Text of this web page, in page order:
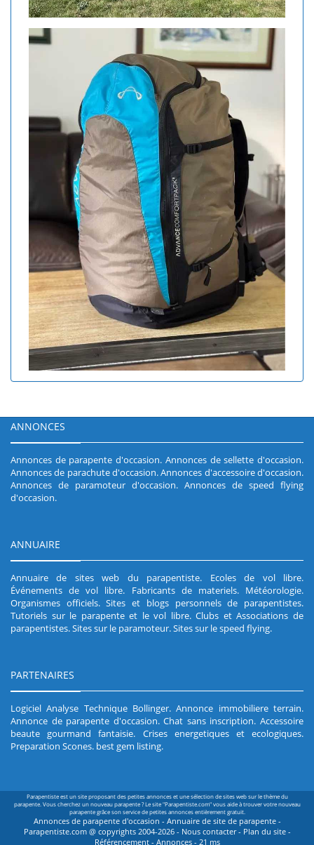
ANNONCES
Annonces de parapente d'occasion. Annonces de sellette d'occasion.
Annonces de parachute d'occasion.Annonces d'accessoire d'occasion.
Annonces de paramoteur d'occasion. Annonces de speed flying
d'occasion.
ANNUAIRE
Annuaire de sites web du parapentiste. Ecoles de vol libre.
Événements de vol libre. Fabricants de materiels. Météorologie.
Organismes officiels.Sites et blogs personnels de parapentistes.
Tutoriels sur le parapente et le vol libre.Clubs et Associations de
parapentistes.Sites sur le paramoteur.Sites sur le speed flying.
PARTENAIRES
Logiciel Analyse Technique Bollinger.Annonce immobiliere terrain.
Annonce de parapente d'occasion.Chat sans inscription.Accessoire
beaute gourmand fantaisie. Crises energetiques et ecologiques.
Preparation Scones. best gem listing.
Parapentiste est un site proposant des petites annonces et une sélection de sites web sur le thème du
parapente. Vous cherchez un nouveau parapente ? Le site "Parapentiste.com" vous aide à trouver votre nouveau
parapente grâce son service de petites annonces entièrement gratuit.
Annonces de parapente d'occasion - Annuaire de site de parapente -
Parapentiste.com @ copyrights 2004-2026 - Nous contacter- Plan du site-
Référencement- Annonces- 21 ms